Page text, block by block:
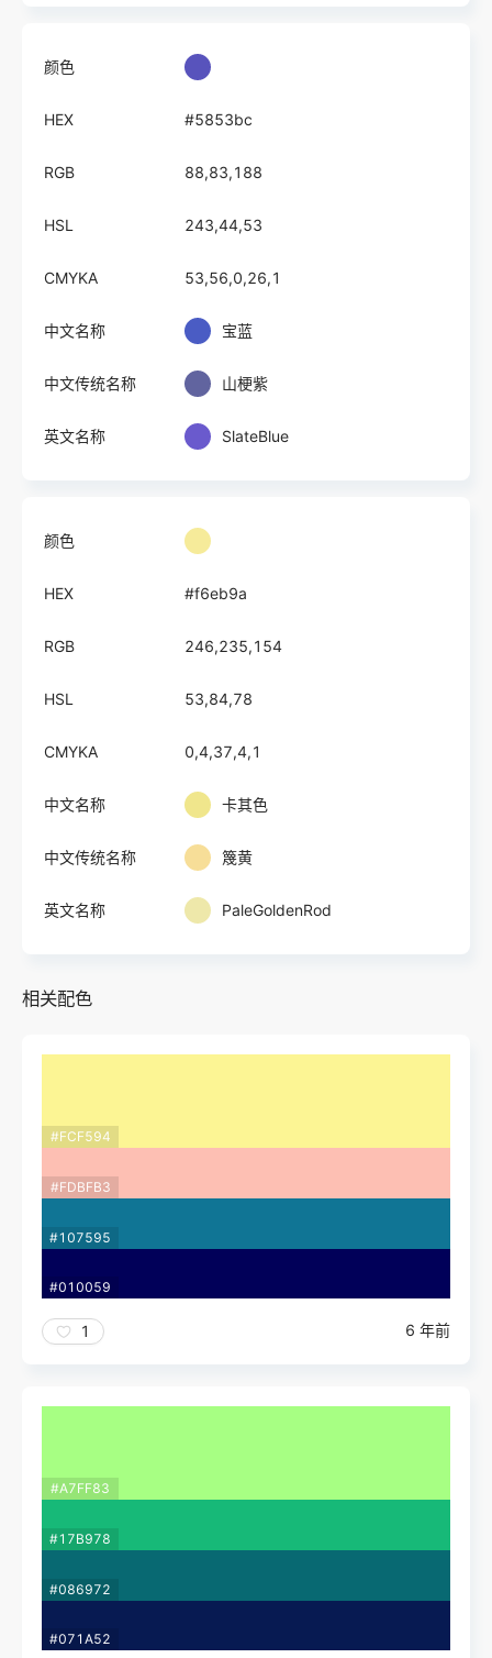
颜色
HEX #5853bc
RGB 88,83,188
HSL 243,44,53
CMYKA 53,56,0,26,1
中文名称 宝蓝
中文传统名称 山梗紫
英文名称 SlateBlue
颜色
HEX #f6eb9a
RGB 246,235,154
HSL 53,84,78
CMYKA 0,4,37,4,1
中文名称 卡其色
中文传统名称 篾黄
英文名称 PaleGoldenRod
相关配色
#FCF594
#FDBFB3
#107595
#010059
1 6 年前
#A7FF83
#17B978
#086972
#071A52